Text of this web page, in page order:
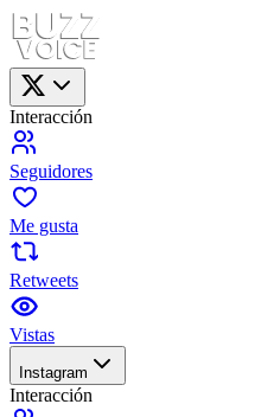
Interacción
Seguidores
Me gusta
Retweets
Vistas
Instagram
Interacción